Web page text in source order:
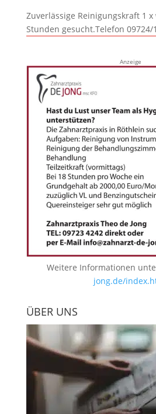
Zuverlässige Reinigungskraft 1
Stunden gesucht.Telefon 09724/
Anzeige
Weitere Informationen
jong.de/
ÜBER UNS